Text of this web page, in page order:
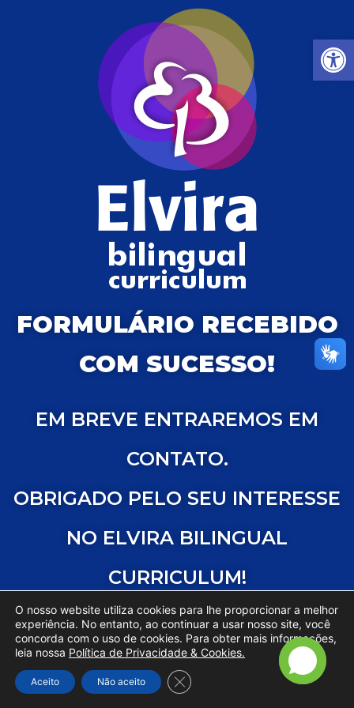
Barra de
FORMULÁRIO RECEBIDO
COM SUCESSO!
EM BREVE ENTRAREMOS EM
CONTATO.
OBRIGADO PELO SEU INTERESSE
NO ELVIRA BILINGUAL
CURRICULUM!
O nosso website utiliza cookies para lhe proporcionar a melhor
experiência. No entanto, ao continuar a usar nosso site, você
concorda com o uso de cookies. Para obter mais informações,
leia nossa Política de Privacidade & Cookies.
Aceito Não aceito Close GDPR Cookie Banner